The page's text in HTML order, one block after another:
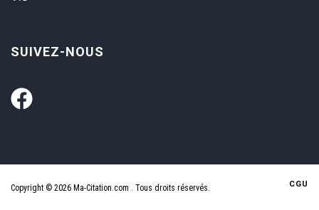
SUIVEZ-NOUS
Copyright © 2026 Ma-Citation.com . Tous droits réservés. CGU